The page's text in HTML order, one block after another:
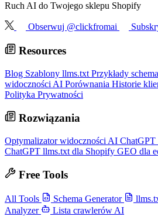
Ruch AI do Twojego sklepu Shopify
Obserwuj @clickfromai
Resources
Blog Szablony llms.txt Przykłady
widoczności AI Porównania Historie
Polityka Prywatności
Rozwiązania
Optymalizator widoczności AI ChatGPT
ChatGPT llms.txt dla Shopify GEO dla
Free Tools
All Tools Schema Generator
Analyzer
Lista crawlerów AI